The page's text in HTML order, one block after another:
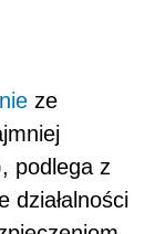
ze
podlega z
działalności